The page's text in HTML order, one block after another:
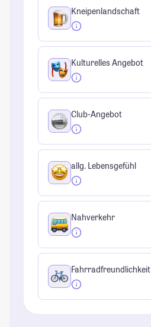
Kneipenlandschaft
Kulturelles Angebot
Club-Angebot
allg. Lebensgefühl
Nahverkehr
Fahrradfreundlichkeit